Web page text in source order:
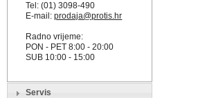
Tel: (01) 3098-490
E-mail:prodaja@protis.hr
Radno vrijeme:
PON - PET 8:00 - 20:00
SUB 10:00 - 15:00
Servis